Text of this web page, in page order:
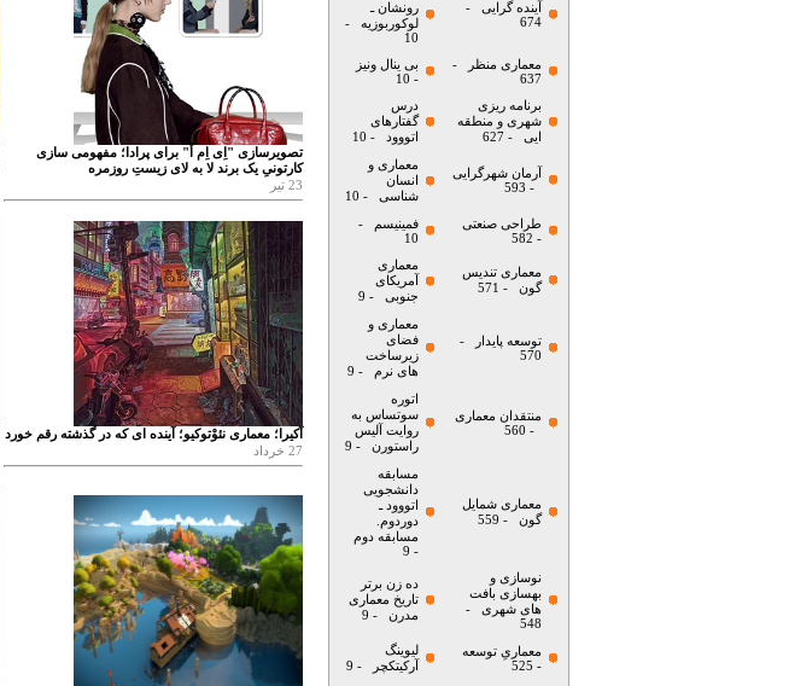
آینده گرایی -
674
رونشان ـ
لوکوربوزیه -
10
معماری منظر
-
637
بی ینال ونیز
- 10
برنامه ریزی
شهری و منطقه
ایی - 627
درس
گفتارهای
اتووود
- 10
آرمان شهرگرایی
- 593
معماری و
انسان
شناسی
- 10
طراحی صنعتی
- 582
فمینیسم
-
10
معماری تندیس
گون - 571
معماری
آمریکای
جنوبی
- 9
توسعه پایدار
-
570
معماری و
فضای
زیرساخت
های نرم - 9
منتقدان معماری
- 560
اتوره
سوتساس به
روایت آلیس
راستورن
- 9
معماری شمایل
گون - 559
مسابقه
دانشجویی
اتووود ـ
دوردوم.
مسابقه دوم
- 9
نوسازی و
بهسازی بافت
های شهری -
548
ده زن برتر
تاریخ معماری
مدرن
- 9
معماریِ توسعه
- 525
لیوینگ
آرکیتکچر
- 9
تصویرسازی "اِی اِم اُ" برای پرادا؛ مفهومی سازی
کارتونیِ یک برند لا به لای زیستِ روزمره
23 تیر
آکیرا؛ معماری نئوْتوکیو؛ آینده ای که در گذشته رقم خورد
27 خرداد